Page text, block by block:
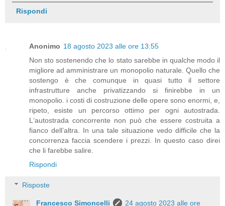
Rispondi
Anonimo 18 agosto 2023 alle ore 13:55
Non sto sostenendo che lo stato sarebbe in qualche modo il
migliore ad amministrare un monopolio naturale. Quello che
sostengo è che comunque in quasi tutto il settore
infrastrutture anche privatizzando si finirebbe in un
monopolio. i costi di costruzione delle opere sono enormi, e,
ripeto, esiste un percorso ottimo per ogni autostrada.
L‘autostrada concorrente non può che essere costruita a
fianco dell’altra. In una tale situazione vedo difficile che la
concorrenza faccia scendere i prezzi. In questo caso direi
che li farebbe salire.
Rispondi
Risposte
Francesco Simoncelli
24 agosto 2023 alle ore